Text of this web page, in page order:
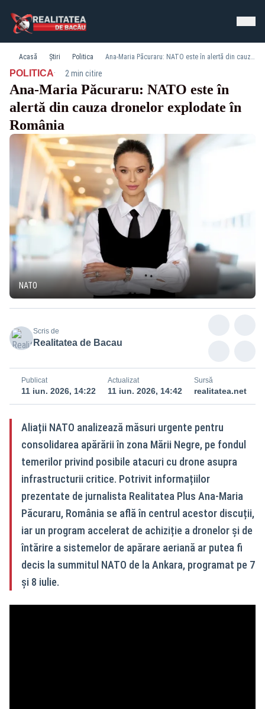
Acasă Știri Politica Ana-Maria Păcuraru: NATO este în alertă din cauza dronelor explodate în România
POLITICA· 2 min citire
Ana-Maria Păcuraru: NATO este în
alertă din cauza dronelor explodate în
România
NATO
Scris de
Realitatea de Bacau
Publicat
11 iun. 2026, 14:22
Actualizat
11 iun. 2026, 14:42
Sursă
realitatea.net
Aliații NATO analizează măsuri urgente pentru
consolidarea apărării în zona Mării Negre, pe fondul
temerilor privind posibile atacuri cu drone asupra
infrastructurii critice. Potrivit informațiilor
prezentate de jurnalista Realitatea Plus Ana-Maria
Păcuraru, România se află în centrul acestor discuții,
iar un program accelerat de achiziție a dronelor și de
întărire a sistemelor de apărare aeriană ar putea fi
decis la summitul NATO de la Ankara, programat pe 7
și 8 iulie.